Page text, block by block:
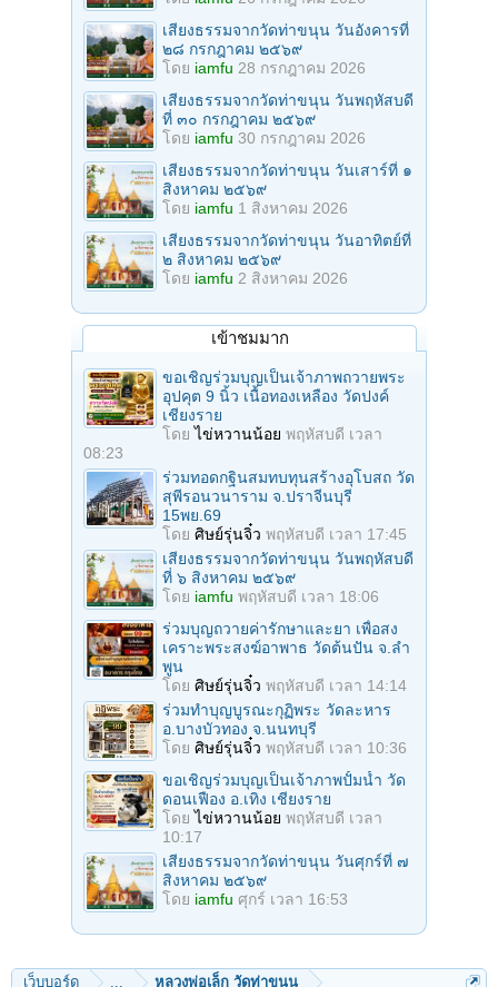
เสียงธรรมจากวัดท่าขนุน วันอังคารที่
๒๘ กรกฎาคม ๒๕๖๙
โดย iamfu 28 กรกฎาคม 2026
เสียงธรรมจากวัดท่าขนุน วันพฤหัสบดี
ที่ ๓๐ กรกฎาคม ๒๕๖๙
โดย iamfu 30 กรกฎาคม 2026
เสียงธรรมจากวัดท่าขนุน วันเสาร์ที่ ๑
สิงหาคม ๒๕๖๙
โดย iamfu 1 สิงหาคม 2026
เสียงธรรมจากวัดท่าขนุน วันอาทิตย์ที่
๒ สิงหาคม ๒๕๖๙
โดย iamfu 2 สิงหาคม 2026
เข้าชมมาก
ขอเชิญร่วมบุญเป็นเจ้าภาพถวายพระ
อุปคุต 9 นิ้ว เนื้อทองเหลือง วัดปงค์
เชียงราย
โดยไข่หวานน้อย พฤหัสบดี เวลา
08:23
ร่วมทอดกฐินสมทบทุนสร้างอุโบสถ วัด
สุพีรอนวนาราม จ.ปราจีนบุรี
15พย.69
โดย ศิษย์รุ่นจิ๋ว พฤหัสบดี เวลา 17:45
เสียงธรรมจากวัดท่าขนุน วันพฤหัสบดี
ที่ ๖ สิงหาคม ๒๕๖๙
โดย iamfu พฤหัสบดี เวลา 18:06
ร่วมบุญถวายค่ารักษาและยา เพื่อสง
เคราะพระสงฆ์อาพาธ วัดต้นปัน จ.ลํา
พูน
โดย ศิษย์รุ่นจิ๋ว พฤหัสบดี เวลา 14:14
ร่วมทําบุญบูรณะกุฏิพระ วัดละหาร
อ.บางบัวทอง จ.นนทบุรี
โดย ศิษย์รุ่นจิ๋ว พฤหัสบดี เวลา 10:36
ขอเชิญร่วมบุญเป็นเจ้าภาพปั้มน้ำ วัด
ดอนเฟือง อ.เทิง เชียงราย
โดยไข่หวานน้อย พฤหัสบดี เวลา
10:17
เสียงธรรมจากวัดท่าขนุน วันศุกร์ที่ ๗
สิงหาคม ๒๕๖๙
โดย iamfu ศุกร์ เวลา 16:53
เว็บบอร์ด ... หลวงพ่อเล็ก วัดท่าขนุน